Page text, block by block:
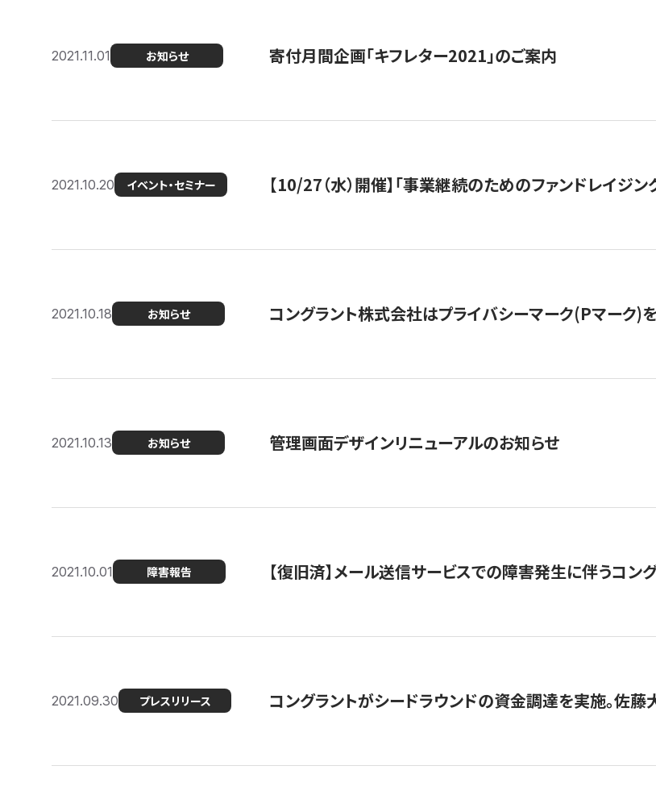
2021.11.01 お知らせ 寄付月間企画「キフレター2021」のご案内
2021.10.20 イベント・セミナー 【10/27（水）開催】「事業継続のためのファンドレイジン
2021.10.18 お知らせ コングラント株式会社はプライバシーマーク(Pマーク)
2021.10.13 お知らせ 管理画面デザインリニューアルのお知らせ
2021.10.01 障害報告 【復旧済】メール送信サービスでの障害発生に伴うコン
2021.09.30 プレスリリース コングラントがシードラウンドの資金調達を実施。佐藤